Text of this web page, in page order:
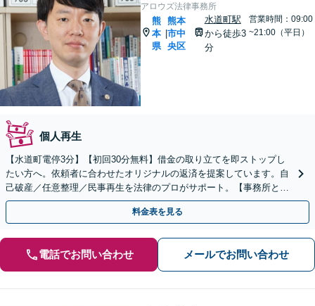
アロウズ法律事務所
熊
本
県
熊本
市中
央区
水道町駅
から徒歩3
分
営業時間：09:00
~21:00（平日）
個人再生
【水道町電停3分】【初回30分無料】借金の取り立てを即ストップし
たい方へ。依頼者に合わせたオリジナルの返済を提案しています。自
己破産／任意整理／民事再生を法律のプロがサポート。【事務所とし
て相談年間200件以上】
料金表を見る
電話でお問い合わせ メールでお問い合わせ